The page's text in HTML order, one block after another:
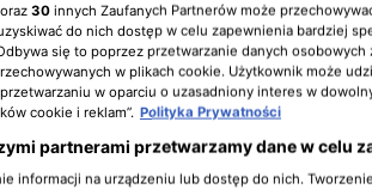
30 innych Zaufanych Partnerów może
do nich dostęp w celu zapewnienia bardziej
się to poprzez przetwarzanie danych osobowych
w plikach cookie. Użytkownik może
w oparciu o uzasadniony interes w
cookie i reklam”. Polityka Prywatności
partnerami przetwarzamy dane w celu
informacji na urządzeniu lub dostęp do nich.